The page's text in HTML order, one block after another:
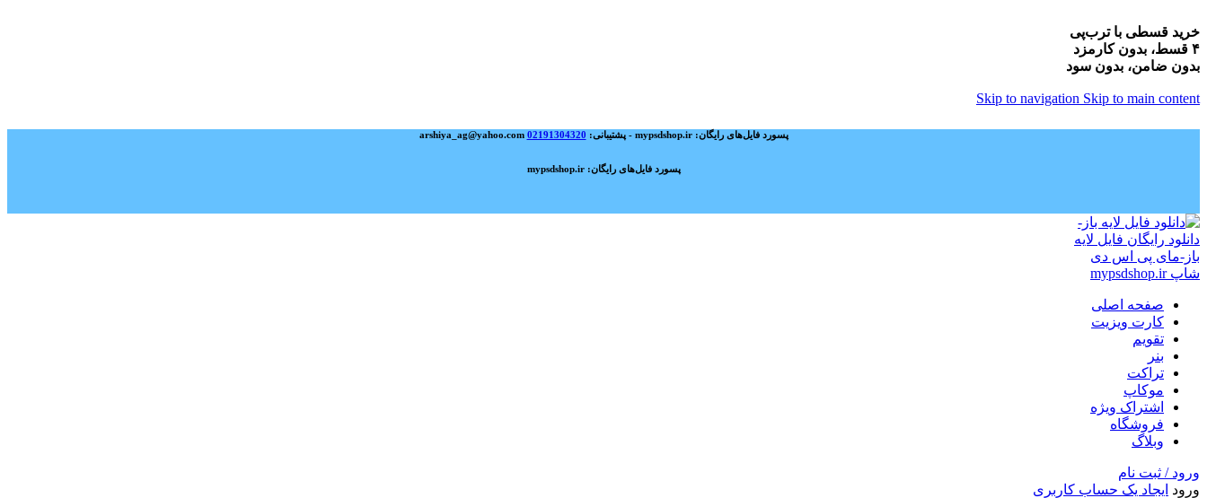
خرید قسطی با ترب‌پی
۴ قسط، بدون کارمزد
بدون ضامن، بدون سود
Skip to navigation Skip to main content
پسورد فایل‌های رایگان: mypsdshop.ir - پشتیبانی: arshiya_ag@yahoo.com 02191304320
پسورد فایل‌های رایگان: mypsdshop.ir
صفحه اصلی
کارت ویزیت
تقویم
بنر
تراکت
موکاپ
اشتراک ویژه
فروشگاه
وبلاگ
ورود / ثبت نام
ورود ایجاد یک حساب کاربری